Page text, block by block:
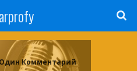
Один Комментарий